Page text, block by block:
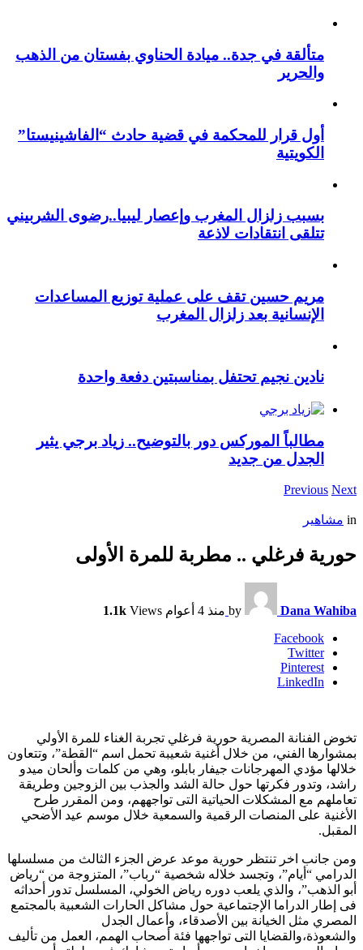
متألقة في جدة.. ميادة الحناوي بفستان من الذهب
والحرير
أول قرار للمحكمة في قضية حادث “الفاشينيستا”
الكويتية
بسبب زلزال المغرب وإعصار ليبيا..رضوى الشربيني
تتلقى انتقادات لاذعة
مريم حسين تقف على عملية توزيع المساعدات
الإنسانية بعد زلزال المغرب
نادين نجيم تحتفل بمناسبتين دفعة واحدة
مطالباً الموركس دور بالتوضيح.. زياد برجي يثير
الجدل من جديد
Previous Next
in مشاهير
حورية فرغلي .. مطربة للمرة الأولى
by Dana Wahiba منذ 4 أعوام 1.1k Views
Facebook
Twitter
Pinterest
LinkedIn
تخوض الفنانة المصرية حورية فرغلي تجربة الغناء للمرة الأولي
بمشوارها الفني، من خلال أغنية شعيبة تحمل اسم “القطة”، وتتعاون
خلالها مؤدي المهرجانات جيفار بابلو، وهي من كلمات وألحان ميدو
راشد، وتدور فكرتها حول حالة الشد والجذب بين الزوجين وطريقة
تعاملهم مع المشكلات الحياتية التى تواجههم، ومن المقرر طرح
الأغنية على المنصات الرقمية والسمعية خلال موسم عيد الأضحي
المقبل.
ومن جانب اخر تنتظر حورية موعد عرض الجزء الثالث من مسلسلها
الدرامي “أيام”، وتجسد خلاله شخصية “رباب”، المتزوجة من “رياض
أبو الذهب”، والذي يلعب دوره رياض الخولي، المسلسل تدور أحداثه
فى إطار الدراما الإجتماعية حول مشاكل الحارات الشعبية بالمجتمع
المصري مثل الخيانة بين الأصدقاء، وأعمال الجدل
والشعوذة،والقضايا التى تواجهها فئة أصحاب الهمم، العمل من تأليف